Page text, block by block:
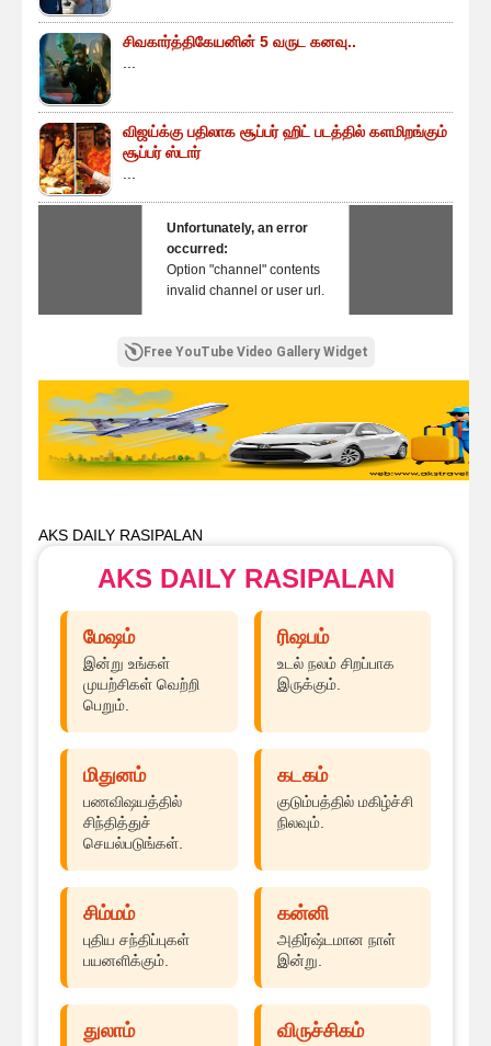
சிவகார்த்திகேயனின் 5 வருட கனவு..
விஜய்க்கு பதிலாக சூப்பர் ஹிட் படத்தில் களமிறங்கும்
சூப்பர் ஸ்டார்
Unfortunately, an error
occurred:
Option "channel" contents
invalid channel or user url.
Free YouTube Video Gallery Widget
AKS DAILY RASIPALAN
AKS DAILY RASIPALAN
மேஷம்
இன்று உங்கள்
முயற்சிகள் வெற்றி
பெறும்.
ரிஷபம்
உடல் நலம் சிறப்பாக
இருக்கும்.
மிதுனம்
பணவிஷயத்தில்
சிந்தித்துச்
செயல்படுங்கள்.
கடகம்
குடும்பத்தில் மகிழ்ச்சி
நிலவும்.
சிம்மம்
புதிய சந்திப்புகள்
பயனளிக்கும்.
கன்னி
அதிர்ஷ்டமான நாள்
இன்று.
துலாம் விருச்சிகம்